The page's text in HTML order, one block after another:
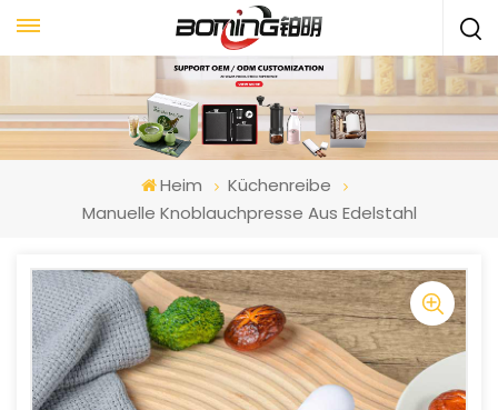
Heim
Küchenreibe
Manuelle Knoblauchpresse Aus Edelstahl